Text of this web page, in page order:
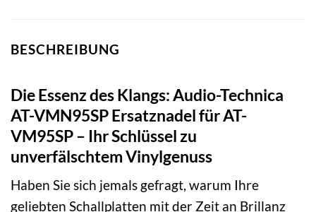
BESCHREIBUNG
Die Essenz des Klangs: Audio-Technica
AT-VMN95SP Ersatznadel für AT-
VM95SP – Ihr Schlüssel zu
unverfälschtem Vinylgenuss
Haben Sie sich jemals gefragt, warum Ihre
geliebten Schallplatten mit der Zeit an Brillanz